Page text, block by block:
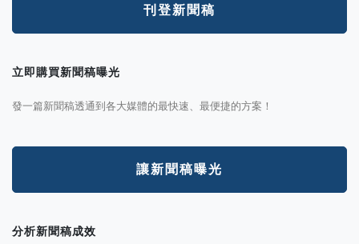
刊登新聞稿
立即購買新聞稿曝光
發一篇新聞稿透通到各大媒體的最快速、最便捷的方案！
讓新聞稿曝光
分析新聞稿成效